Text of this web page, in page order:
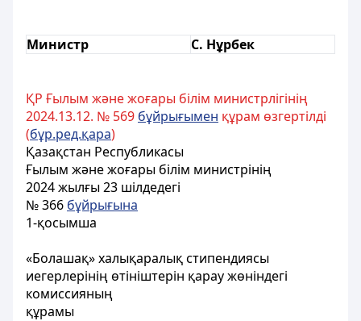
Министр С. Нұрбек
ҚР Ғылым және жоғары білім министрлігінің
2024.13.12. № 569 бұйрығымен құрам өзгертілді
(бұр.ред.қара)
Қазақстан Республикасы
Ғылым және жоғары білім министрінің
2024 жылғы 23 шілдедегі
№ 366 бұйрығына
1-қосымша
«Болашақ» халықаралық стипендиясы
иегерлерінің өтініштерін қарау жөніндегі
комиссияның
құрамы